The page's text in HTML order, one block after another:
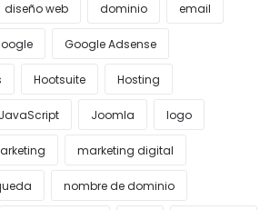
diseño web dominio email
Google Adsense
Hootsuite Hosting
JavaScript Joomla logo
marketing digital
nombre de dominio